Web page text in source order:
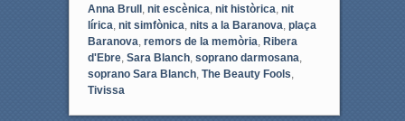
Anna Brull, nit escènica nit històrica nit
lírica nit simfònica nits a la Baranova plaça
Baranova remors de la memòria Ribera
d'Ebre, Sara Blanch, soprano darmosana
soprano Sara Blanch, The Beauty Fools
Tivissa